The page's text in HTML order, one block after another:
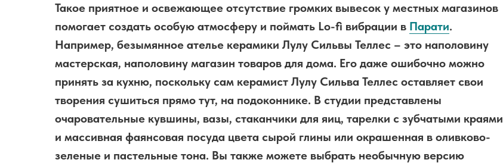
Такое приятное и освежающее отсутствие громких вывесок у местных магазинов
помогает создать особую атмосферу и поймать Lo-fi вибрации в Парати.
Например, безымянное ателье керамики Лулу Сильвы Теллес – это наполовину
мастерская, наполовину магазин товаров для дома. Его даже ошибочно можно
принять за кухню, поскольку сам керамист Лулу Сильва Теллес оставляет свои
творения сушиться прямо тут, на подоконнике. В студии представлены
очаровательные кувшины, вазы, стаканчики для яиц, тарелки с зубчатыми краями
и массивная фаянсовая посуда цвета сырой глины или окрашенная в оливково-
зеленые и пастельные тона. Вы также можете выбрать необычную версию